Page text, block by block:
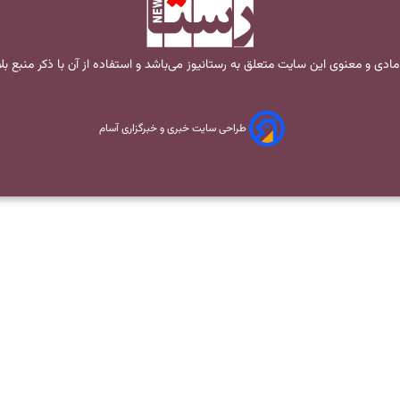
و معنوی این سایت متعلق به رستانیوز می‌باشد و استفاده از آن با ذکر منبع
طراحی سایت خبری و خبرگزاری آسام